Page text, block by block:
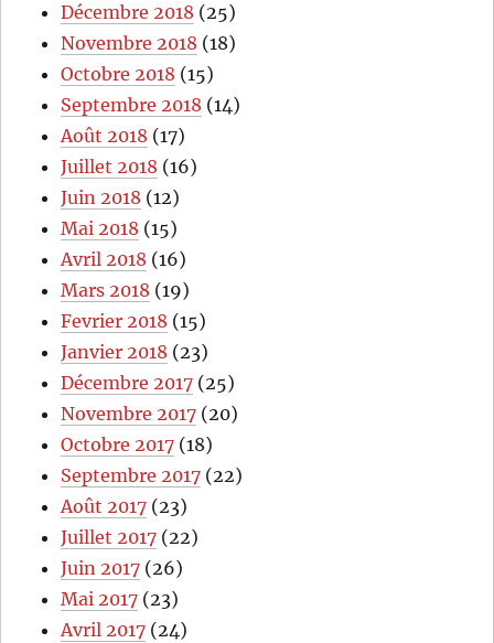
Décembre 2018 (25)
Novembre 2018 (18)
Octobre 2018 (15)
Septembre 2018 (14)
Août 2018 (17)
Juillet 2018 (16)
Juin 2018 (12)
Mai 2018 (15)
Avril 2018 (16)
Mars 2018 (19)
Fevrier 2018 (15)
Janvier 2018 (23)
Décembre 2017 (25)
Novembre 2017 (20)
Octobre 2017 (18)
Septembre 2017 (22)
Août 2017 (23)
Juillet 2017 (22)
Juin 2017 (26)
Mai 2017 (23)
Avril 2017 (24)